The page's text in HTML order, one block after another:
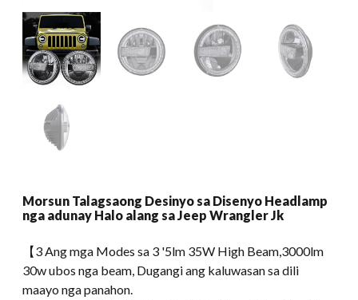
Morsun Talagsaong Desinyo sa Disenyo Headlamp
nga adunay Halo alang sa Jeep Wrangler Jk
【3 Ang mga Modes sa 3 '5lm 35W High Beam,3000lm
30w ubos nga beam, Dugangi ang kaluwasan sa dili
maayo nga panahon.